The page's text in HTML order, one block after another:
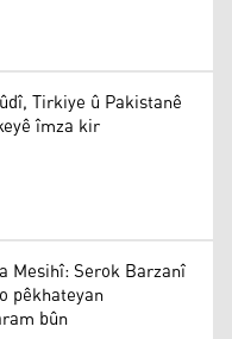
Tirkiye û Pakistanê
îmza kir
Mesihî: Serok Barzanî
pêkhateyan
bûn